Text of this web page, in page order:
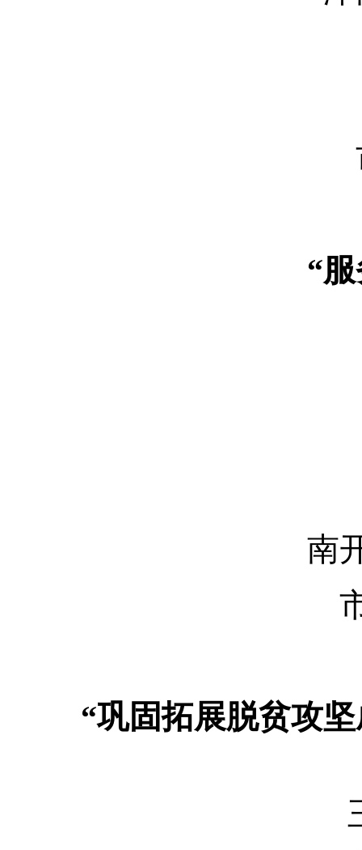
市
“服
南开
市
“巩固拓展脱贫攻
王